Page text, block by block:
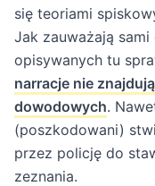
się teoriami
Jak zauważają
opisywanych tu
narracje nie
dowodowych.
(poszkodowani)
przez policję do
zeznania.